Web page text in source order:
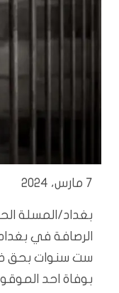
7 مارس، 2024
بغداد/المسلة
الرصافة في
ست سنوات بحق
بوفاة احد